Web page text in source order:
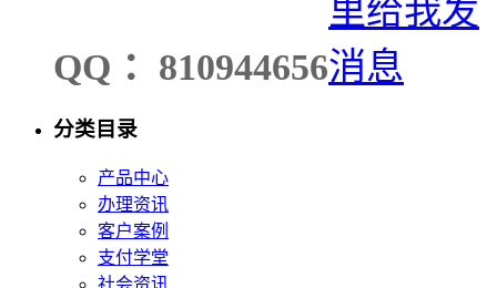
QQ ：810944656
分类目录
产品中心
办理资讯
客户案例
支付学堂
社会资讯